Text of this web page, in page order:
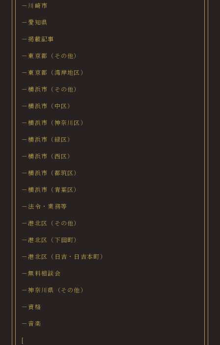
－川崎市
－愛知県
－掲載記事
－東京都（その他）
－東京都（湾岸地区）
－横浜市（その他）
－横浜市（中区）
－横浜市（神奈川区）
－横浜市（緑区）
－横浜市（西区）
－横浜市（都筑区）
－横浜市（青葉区）
－法令・業務等
－港北区（その他）
－港北区（下田町）
－港北区（日吉・日吉本町）
－無料相談会
－神奈川県（その他）
－資格
－音楽
[